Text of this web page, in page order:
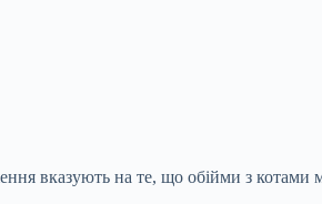
вказують на те, що обійми з